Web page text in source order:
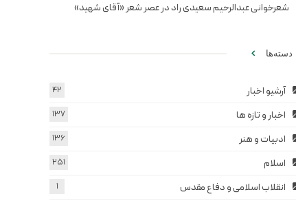
شعرخوانی عبدالرحیم سعیدی راد در عصر شعر «آقای شهید»
دسته‌ها
آرشیو اخبار 42
اخبار و تازه ها 137
ادبیات و هنر 136
اسلام 251
انقلاب اسلامی و دفاع مقدس 1